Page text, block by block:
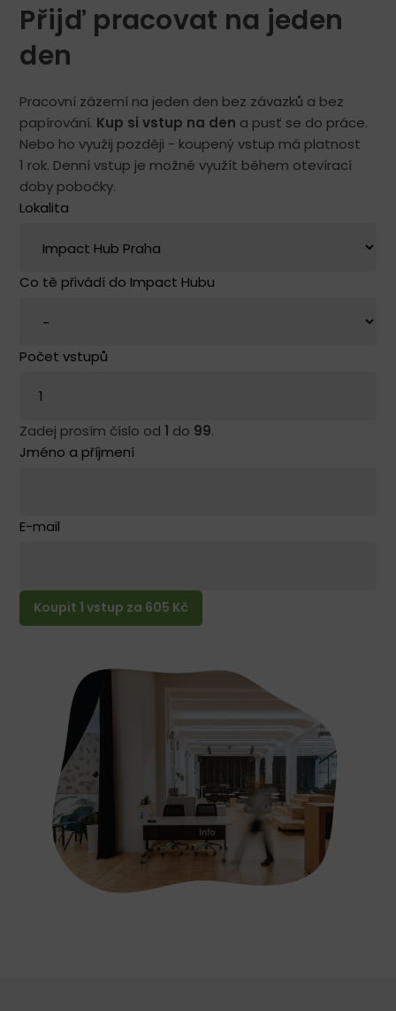
Přijď pracovat na jeden
den
Pracovní zázemí na jeden den bez závazků a bez
papírování. Kup si vstup na den a pusť se do práce.
Nebo ho využij později - koupený vstup má platnost
1 rok. Denní vstup je možné využít během otevírací
doby pobočky.
Lokalita
Co tě přivádí do Impact Hubu
Počet vstupů
Zadej prosím číslo od1 do 99.
Jméno a příjmení
E-mail